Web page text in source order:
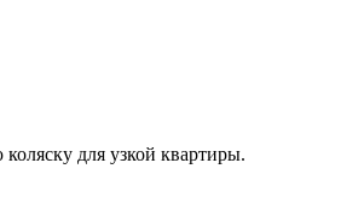
для узкой квартиры.